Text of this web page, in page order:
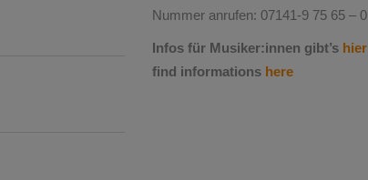
Nummer anrufen: 07141-9 75 65 – 0
Infos für Musiker:innen gibt’s hier
find informations here